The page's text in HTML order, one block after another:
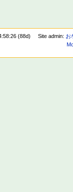
(88d) Site admin: お